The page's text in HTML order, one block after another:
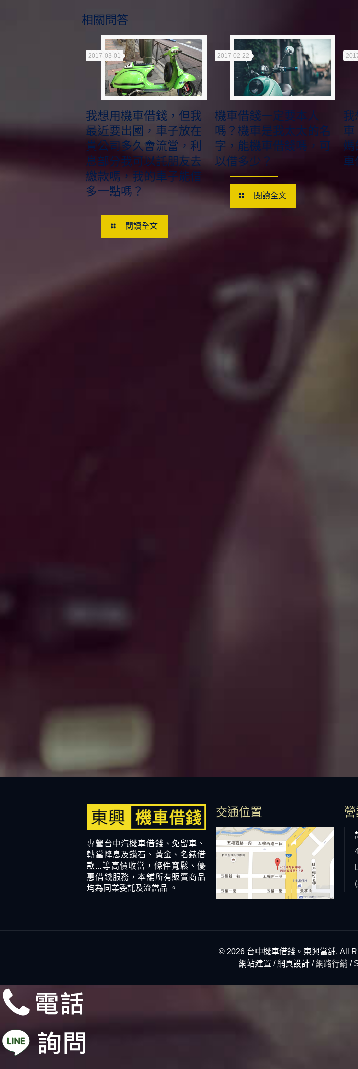
相關問答
2017-03-01
我想用機車借錢，但我
最近要出國，車子放在
貴公司多久會流當，利
息部分我可以託朋友去
繳款嗎，我的車子能借
多一點嗎？
閱讀全文
2017-02-22
機車借錢一定要本人
嗎？機車是我太太的名
字，能機車借錢嗎，可
以借多少？
閱讀全文
我
車
媽
車
專營台中汽機車借錢、免留車、
轉當降息及鑽石、黃金、名錶借
款...等高價收當，條件寬鬆、優
惠借錢服務，本舖所有販賣商品
均為同業委託及流當品 。
交通位置
© 2026 台中機車借錢。東興當舖. All
網站建置 / 網頁設計 /網路行銷 /